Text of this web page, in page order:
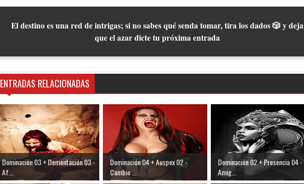
El destino es una red de intrigas; si no sabes qué senda tomar, tira los dados 🎲 y deja
que el azar dicte tu próxima entrada
ENTRADAS RELACIONADAS
Dominación 03 + Dementación 03 -
Af...
Dominación 04 + Auspex 02 -
Cambio ...
Dominación 02 + Presencia 04 -
Amig...